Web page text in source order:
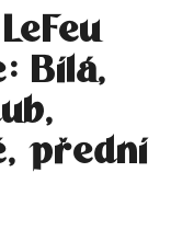
Bílá,
přední